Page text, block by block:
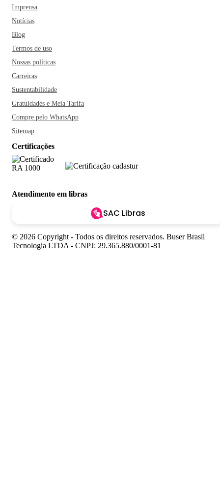
Imprensa
Notícias
Blog
Termos de uso
Nossas políticas
Carreiras
Sustentabilidade
Gratuidades e Meia Tarifa
Compre pelo WhatsApp
Sitemap
Certificações
Atendimento em libras
SAC Libras
© 2026 Copyright - Todos os direitos reservados. Buser Brasil
Tecnologia LTDA - CNPJ: 29.365.880/0001-81